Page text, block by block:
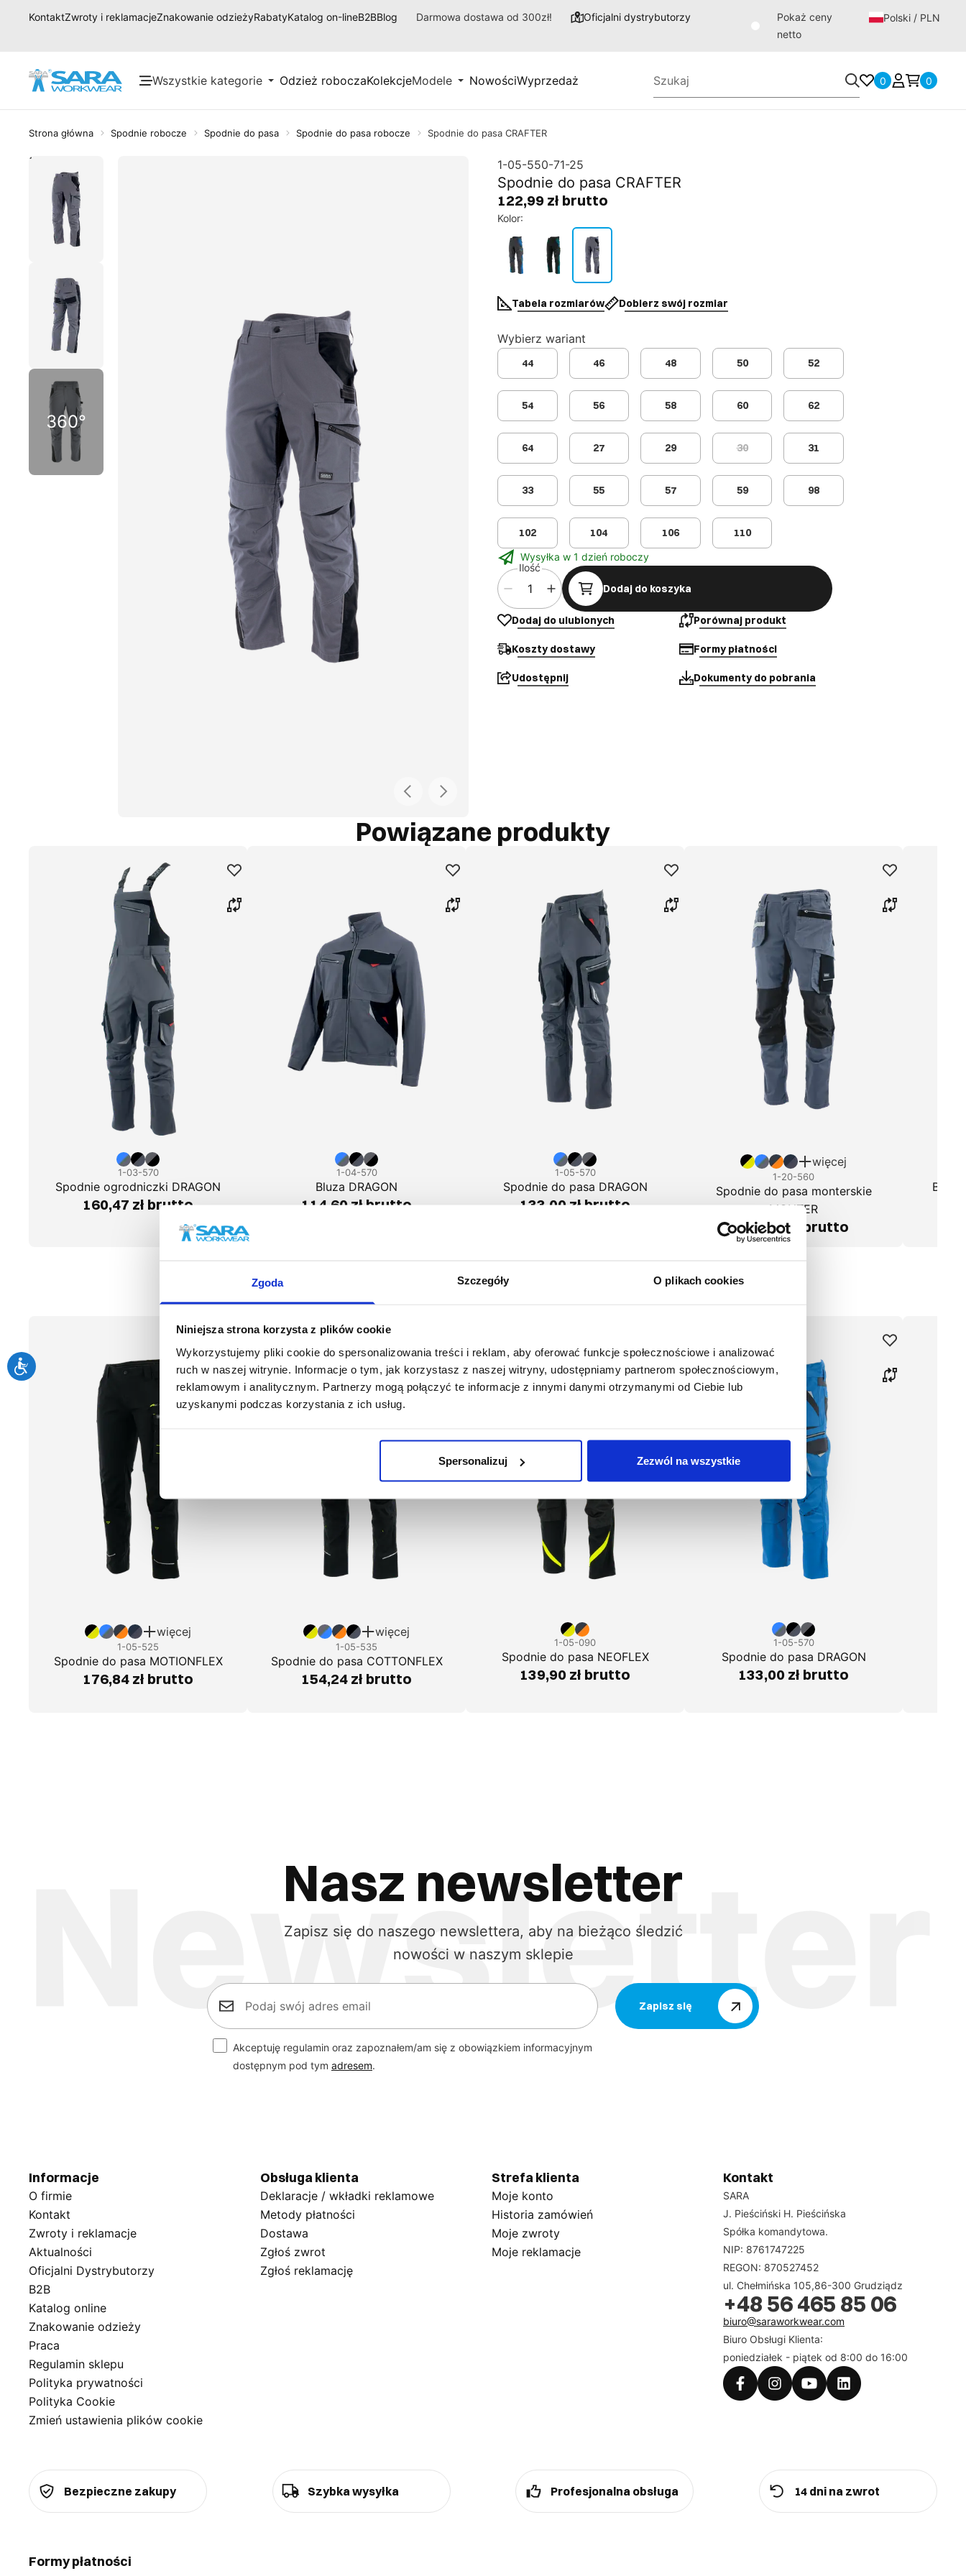
Zgoda Szczegóły O plikach cookies
Niniejsza strona korzysta z plików cookie
Wykorzystujemy pliki cookie do spersonalizowania treści i reklam, aby oferować funkcje społecznościowe i analizować
ruch w naszej witrynie. Informacje o tym, jak korzystasz z naszej witryny, udostępniamy partnerom społecznościowym,
reklamowym i analitycznym. Partnerzy mogą połączyć te informacje z innymi danymi otrzymanymi od Ciebie lub
uzyskanymi podczas korzystania z ich usług.
Spersonalizuj Zezwól na wszystkie
KontaktZwroty i reklamacjeZnakowanie odzieżyRabatyKatalog on-lineB2BBlog Darmowa dostawa od 300zł! Oficjalni dystrybutorzy
Pokaż ceny
netto
Polski / PLN
Wszystkie kategorie Odzież roboczaKolekcjeModele NowościWyprzedaż 0 0
Strona główna Spodnie robocze Spodnie do pasa Spodnie do pasa robocze Spodnie do pasa CRAFTER
1-05-550-71-25
Spodnie do pasa CRAFTER
122,99 zł brutto
Kolor:
Tabela rozmiarów Dobierz swój rozmiar
Wybierz wariant
44 46 48 50 52
54 56 58 60 62
64 27 29 30 31
33 55 57 59 98
102 104 106 110
Wysyłka w 1 dzień roboczy
Ilość
Dodaj do koszyka
Dodaj do ulubionych Porównaj produkt
Koszty dostawy Formy płatności
Udostępnij Dokumenty do pobrania
Powiązane produkty
1-03-570
Spodnie ogrodniczki DRAGON
160,47 zł brutto
1-04-570
Bluza DRAGON
114,60 zł brutto
1-05-570
Spodnie do pasa DRAGON
133,00 zł brutto
więcej
1-20-560
Spodnie do pasa monterskie
MONTER
136,79 zł brutto
Podobne produkty
więcej
1-05-525
Spodnie do pasa MOTIONFLEX
176,84 zł brutto
więcej
1-05-535
Spodnie do pasa COTTONFLEX
154,24 zł brutto
1-05-090
Spodnie do pasa NEOFLEX
139,90 zł brutto
1-05-570
Spodnie do pasa DRAGON
133,00 zł brutto
Nasz newsletter
Zapisz się do naszego newslettera, aby na bieżąco śledzić
nowości w naszym sklepie
Zapisz się
Akceptuję regulamin oraz zapoznałem/am się z obowiązkiem informacyjnym
dostępnym pod tym adresem.
Informacje
O firmie
Kontakt
Zwroty i reklamacje
Aktualności
Oficjalni Dystrybutorzy
B2B
Katalog online
Znakowanie odzieży
Praca
Regulamin sklepu
Polityka prywatności
Polityka Cookie
Zmień ustawienia plików cookie
Obsługa klienta
Deklaracje / wkładki reklamowe
Metody płatności
Dostawa
Zgłoś zwrot
Zgłoś reklamację
Strefa klienta
Moje konto
Historia zamówień
Moje zwroty
Moje reklamacje
Kontakt
SARA
J. Pieściński H. Pieścińska
Spółka komandytowa.
NIP: 8761747225
REGON: 870527452
ul. Chełmińska 105,86-300 Grudziądz
+48 56 465 85 06
biuro@saraworkwear.com
Biuro Obsługi Klienta:
poniedziałek - piątek od 8:00 do 16:00
Bezpieczne zakupy Szybka wysyłka Profesjonalna obsługa 14 dni na zwrot
Formy płatności